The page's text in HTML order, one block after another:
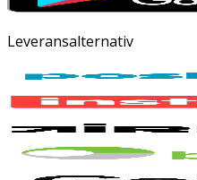
Leveransalternativ